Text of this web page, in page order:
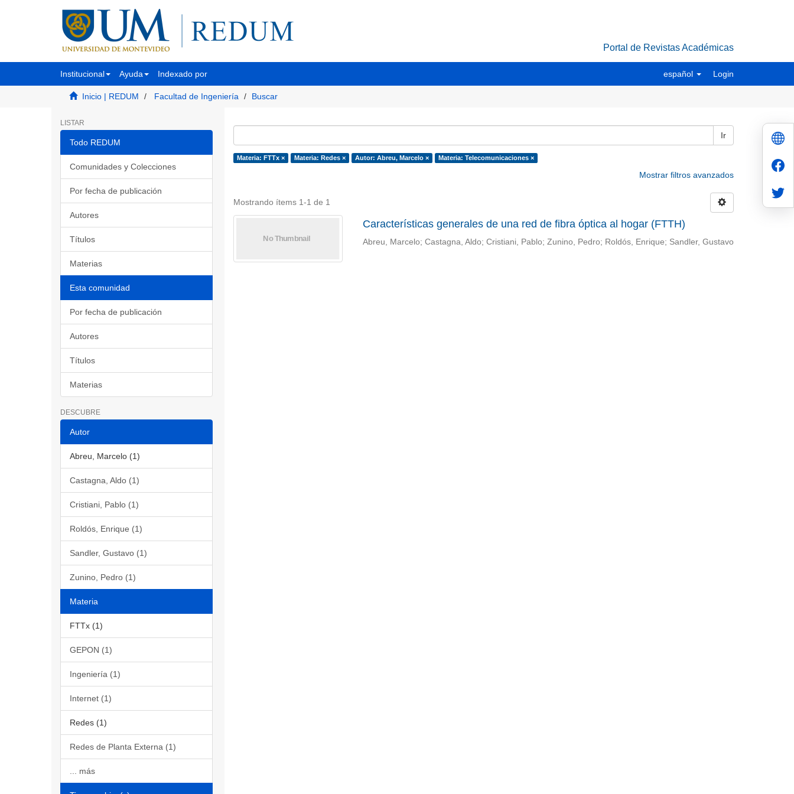
Portal de Revistas Académicas
Institucional Ayuda Indexado por español Login
Inicio | REDUM Facultad de Ingeniería Buscar
LISTAR
Todo REDUM
Comunidades y Colecciones
Por fecha de publicación
Autores
Títulos
Materias
Esta comunidad
Por fecha de publicación
Autores
Títulos
Materias
DESCUBRE
Autor
Abreu, Marcelo (1)
Castagna, Aldo (1)
Cristiani, Pablo (1)
Roldós, Enrique (1)
Sandler, Gustavo (1)
Zunino, Pedro (1)
Materia
FTTx (1)
GEPON (1)
Ingeniería (1)
Internet (1)
Redes (1)
Redes de Planta Externa (1)
... más
Ir
Materia: FTTx × Materia: Redes × Autor: Abreu, Marcelo × Materia: Telecomunicaciones ×
Mostrar filtros avanzados
Mostrando ítems 1-1 de 1
Características generales de una red de fibra óptica al hogar (FTTH)
Abreu, Marcelo; Castagna, Aldo; Cristiani, Pablo; Zunino, Pedro; Roldós, Enrique; Sandler, Gustavo